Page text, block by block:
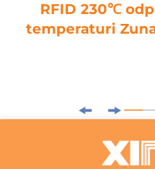
RFID 230℃
temperaturi